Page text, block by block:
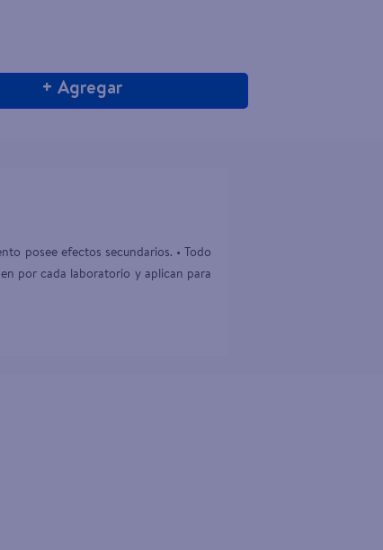
+ Agregar
posee efectos secundarios. • Todo
por cada laboratorio y aplican para